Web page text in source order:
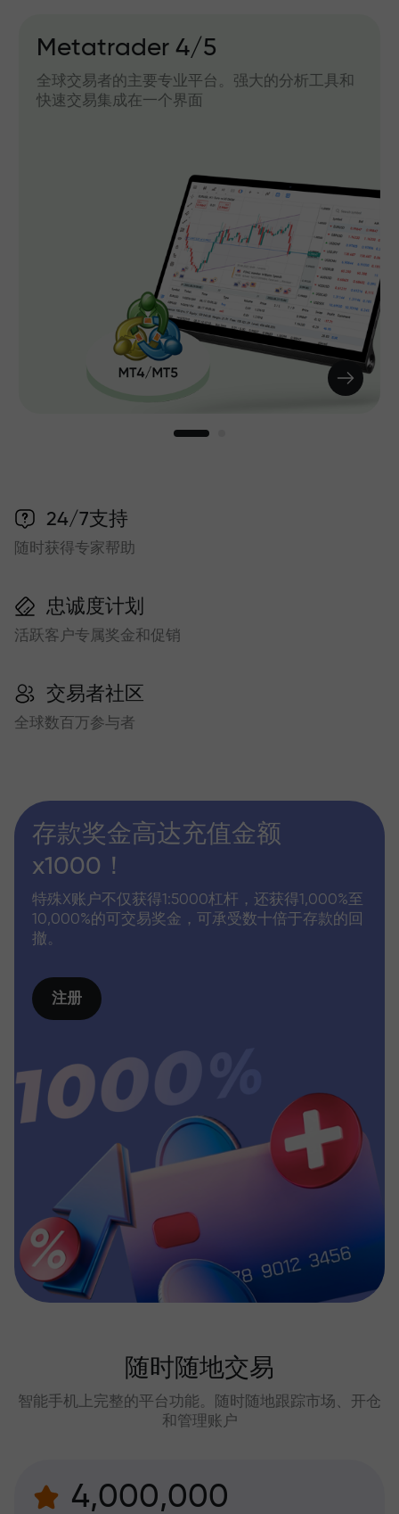
Metatrader 4/5
全球交易者的主要专业平台。强大的分析工具和
快速交易集成在一个界面
24/7支持
随时获得专家帮助
忠诚度计划
活跃客户专属奖金和促销
交易者社区
全球数百万参与者
存款奖金高达充值金额
x1000！
特殊X账户不仅获得1:5000杠杆，还获得1,000%至
10,000%的可交易奖金，可承受数十倍于存款的回
撤。
注册
随时随地交易
智能手机上完整的平台功能。随时随地跟踪市场、开仓
和管理账户
4,000,000